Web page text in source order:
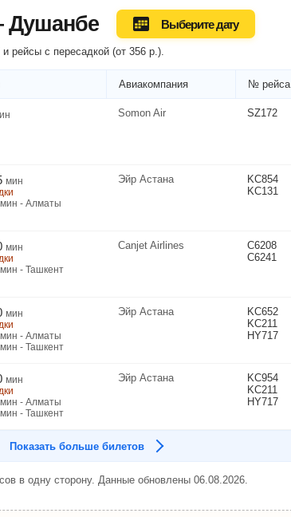
Душанбе Выберите дату
и рейсы с пересадкой (от 356 р.).
Авиакомпания № рейса
Somon Air SZ172
мин
мин - Алматы
Эйр Астана
KC854
KC131
мин
мин - Ташкент
Canjet Airlines
C6208
C6241
мин
мин - Алматы
мин - Ташкент
Эйр Астана
KC652
KC211
HY717
мин
мин - Алматы
мин - Ташкент
Эйр Астана
KC954
KC211
HY717
Показать больше билетов
в одну сторону. Данные обновлены 06.08.2026.